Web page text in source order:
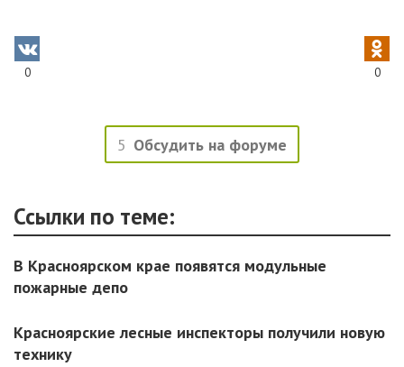
0 0
5 Обсудить на форуме
Ссылки по теме:
В Красноярском крае появятся модульные
пожарные депо
Красноярские лесные инспекторы получили новую
технику